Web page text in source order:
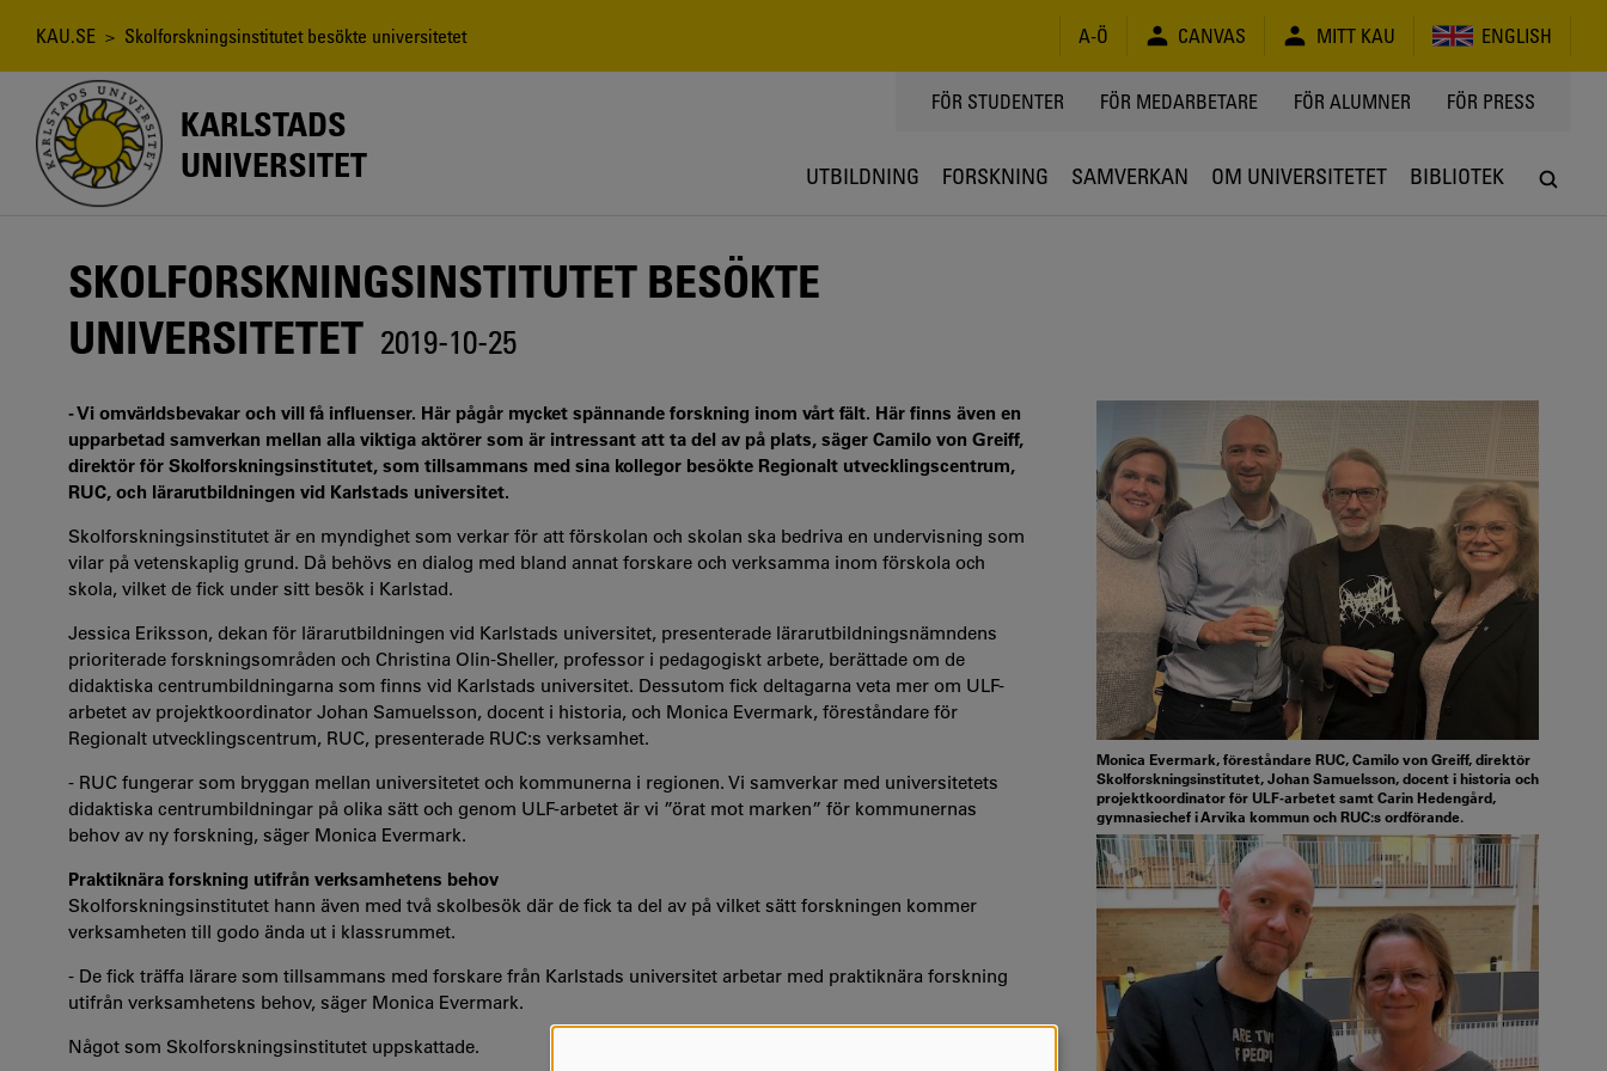
Länkstig
KAU.SE > Skolforskningsinstitutet besökte universitetet A-Ö CANVAS MITT KAU ENGLISH
KARLSTADS
UNIVERSITET
TOPPMENY
FÖR STUDENTER FÖR MEDARBETARE FÖR ALUMNER FÖR PRESS
UTBILDNING FORSKNING SAMVERKAN OM UNIVERSITETET BIBLIOTEK
SKOLFORSKNINGSINSTITUTET BESÖKTE
UNIVERSITETET 2019-10-25
- Vi omvärldsbevakar och vill få influenser. Här pågår mycket spännande forskning inom vårt fält. Här finns även en
upparbetad samverkan mellan alla viktiga aktörer som är intressant att ta del av på plats, säger Camilo von Greiff,
direktör för Skolforskningsinstitutet, som tillsammans med sina kollegor besökte Regionalt utvecklingscentrum,
RUC, och lärarutbildningen vid Karlstads universitet.
Skolforskningsinstitutet är en myndighet som verkar för att förskolan och skolan ska bedriva en undervisning som
vilar på vetenskaplig grund. Då behövs en dialog med bland annat forskare och verksamma inom förskola och
skola, vilket de fick under sitt besök i Karlstad.
Jessica Eriksson, dekan för lärarutbildningen vid Karlstads universitet, presenterade lärarutbildningsnämndens
prioriterade forskningsområden och Christina Olin-Sheller, professor i pedagogiskt arbete, berättade om de
didaktiska centrumbildningarna som finns vid Karlstads universitet. Dessutom fick deltagarna veta mer om ULF-
arbetet av projektkoordinator Johan Samuelsson, docent i historia, och Monica Evermark, föreståndare för
Regionalt utvecklingscentrum, RUC, presenterade RUC:s verksamhet.
- RUC fungerar som bryggan mellan universitetet och kommunerna i regionen. Vi samverkar med universitetets
didaktiska centrumbildningar på olika sätt och genom ULF-arbetet är vi ”örat mot marken” för kommunernas
behov av ny forskning, säger Monica Evermark.
Praktiknära forskning utifrån verksamhetens behov
Skolforskningsinstitutet hann även med två skolbesök där de fick ta del av på vilket sätt forskningen kommer
verksamheten till godo ända ut i klassrummet.
- De fick träffa lärare som tillsammans med forskare från Karlstads universitet arbetar med praktiknära forskning
utifrån verksamhetens behov, säger Monica Evermark.
Något som Skolforskningsinstitutet uppskattade.
Monica Evermark, föreståndare RUC, Camilo von Greiff, direktör
Skolforskningsinstitutet, Johan Samuelsson, docent i historia och
projektkoordinator för ULF-arbetet samt Carin Hedengård,
gymnasiechef i Arvika kommun och RUC:s ordförande.